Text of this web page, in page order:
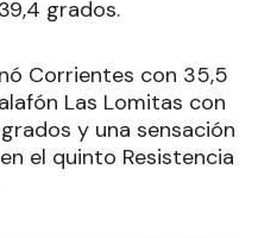
grados.
Corrientes con 35,5
Las Lomitas con
y una sensación
el quinto Resistencia